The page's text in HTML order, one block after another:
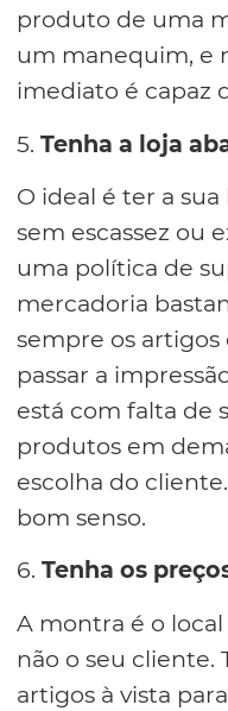
produto de uma
um manequim, e
imediato é capaz
5. Tenha a loja
O ideal é ter a
sem escassez ou
uma política de
mercadoria
sempre os artigos
passar a
está com falta de
produtos em
escolha do
bom senso.
6. Tenha os
A montra é o
não o seu cliente.
artigos à vista